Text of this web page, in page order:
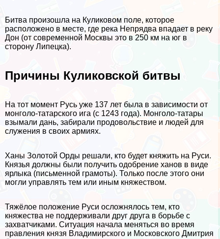
Битва произошла на Куликовом поле, которое
расположено в месте, где река Непрядва впадает в реку
Дон (от современной Москвы это в 250 км на юг в
сторону Липецка).
Причины Куликовской битвы
На тот момент Русь уже 137 лет была в зависимости от
монголо-татарского ига (с 1243 года). Монголо-татары
взымали дань, забирали продовольствие и людей для
служения в своих армиях.
Ханы Золотой Орды решали, кто будет княжить на Руси.
Князья должны были получить одобрение ханов в виде
ярлыка (письменной грамоты). Только после этого они
могли управлять тем или иным княжеством.
Тяжёлое положение Руси осложнялось тем, кто
княжества не поддерживали друг друга в борьбе с
захватчиками. Ситуация начала меняться во время
правления князя Владимирского и Московского Дмитрия